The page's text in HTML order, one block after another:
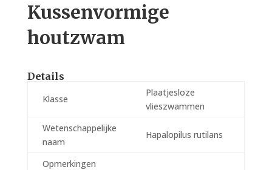
Kussenvormige
houtzwam
Details
Klasse
Plaatjesloze
vlieszwammen
Wetenschappelijke
naam
Hapalopilus rutilans
Opmerkingen